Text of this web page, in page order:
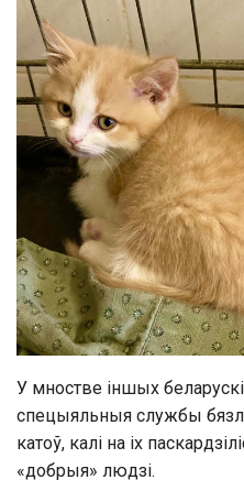
У мностве іншых
спецыяльныя службы
катоў, калі на іх
«добрыя» людзі.